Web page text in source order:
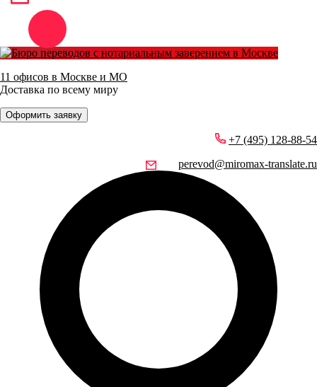
11 офисов в Москве и МО
Доставка по всему миру
Оформить заявку
+7 (495) 128-88-54
perevod@miromax-translate.ru